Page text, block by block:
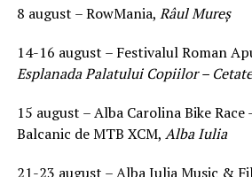
8 august – RowMania, Râul Mureș
14-16 august – Festivalul Roman
Esplanada Palatului Copiilor –
15 august – Alba Carolina Bike
Balcanic de MTB XCM, Alba Iulia
21-23 august – Alba Iulia Music &